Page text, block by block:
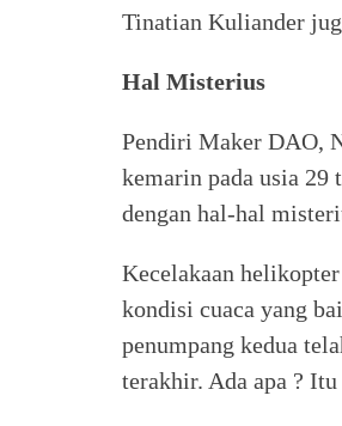
Tinatian Kuliander
Hal Misterius
Pendiri Maker DAO,
kemarin pada usia 29
dengan hal-hal
Kecelakaan
kondisi cuaca yang
penumpang kedua
terakhir. Ada apa ?